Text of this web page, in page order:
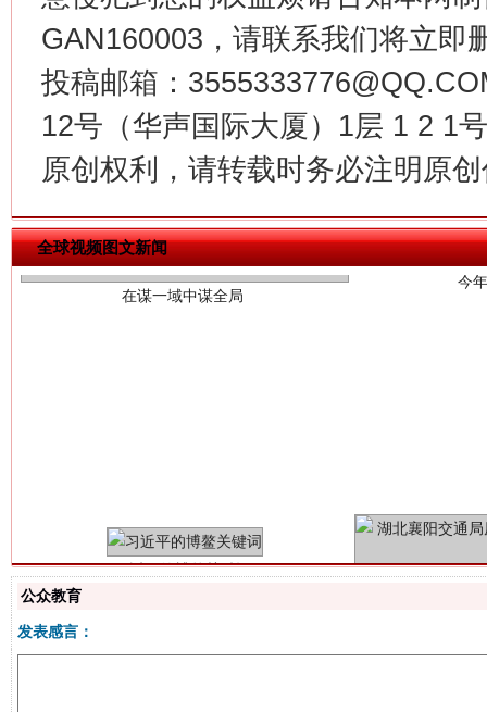
GAN160003，请联系我们将立即
投稿邮箱：
12号（华声国际大厦）1层 1 2 1
原创权利，请转载时务必注明原
全球视频图文新闻
在谋一域中谋全局
今
公众教育
发表感言：